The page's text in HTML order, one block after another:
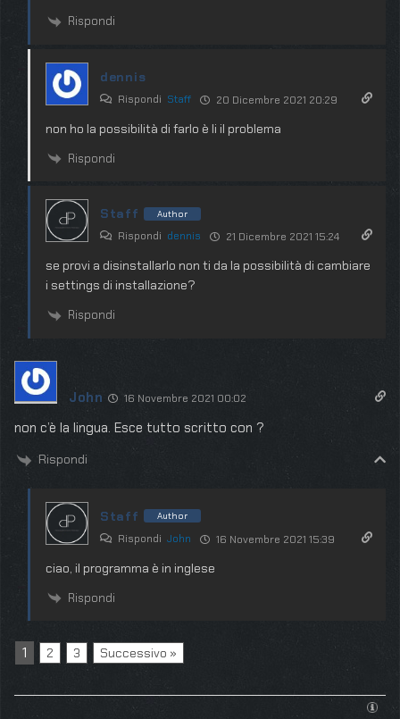
Rispondi
dennis
Rispondi Staff 20 Dicembre 2021 20:29
non ho la possibilità di farlo è li il problema
Rispondi
Staff Author
Rispondi dennis 21 Dicembre 2021 15:24
se provi a disinstallarlo non ti da la possibilità di cambiare
i settings di installazione?
Rispondi
John 16 Novembre 2021 00:02
non c’è la lingua. Esce tutto scritto con ?
Rispondi
Staff Author
Rispondi John 16 Novembre 2021 15:39
ciao, il programma è in inglese
Rispondi
1 2 3 Successivo »